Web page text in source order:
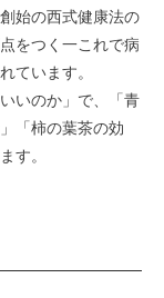
始の西式健康法の
をつく一これで病
ています。
いのか」で、「青
「柿の葉茶の効
す。